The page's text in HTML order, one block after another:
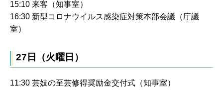
15:10 来客（知事室）
16:30 新型コロナウイルス感染症対策本部会議（庁議
室）
27日（火曜日）
11:30 芸妓の至芸修得奨励金交付式（知事室）